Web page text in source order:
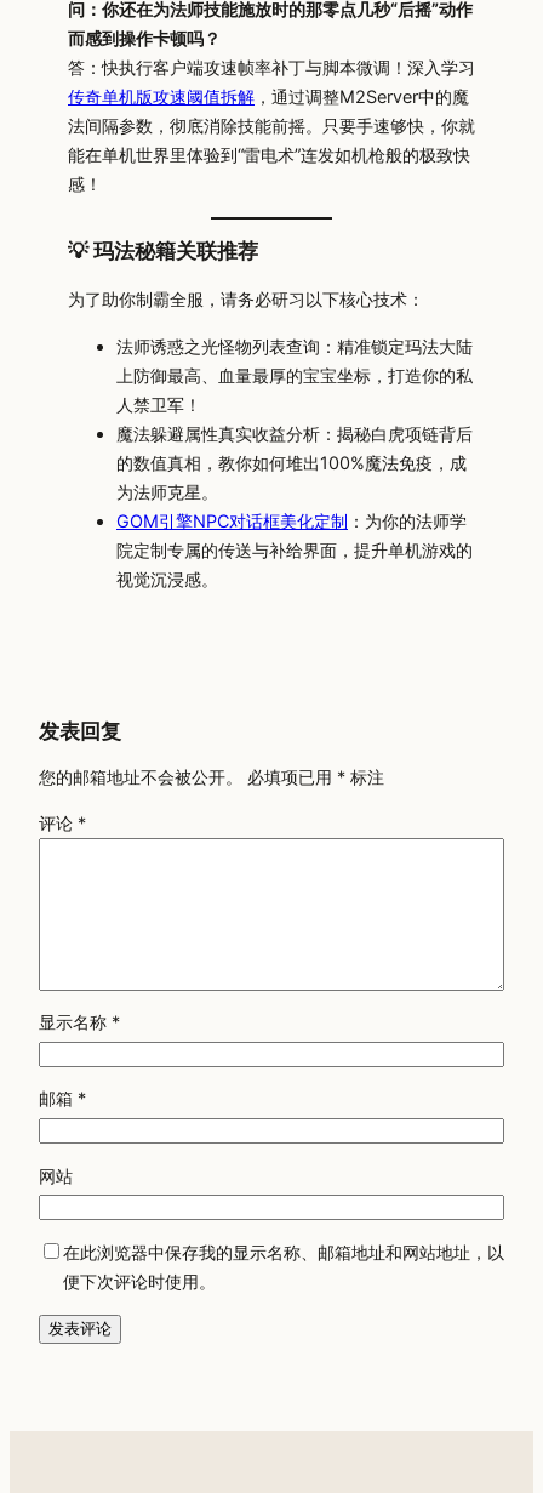
问：你还在为法师技能施放时的那零点几秒“后摇”动作
而感到操作卡顿吗？
答：快执行客户端攻速帧率补丁与脚本微调！深入学习
传奇单机版攻速阈值拆解 ，通过调整M2Server中的魔
法间隔参数，彻底消除技能前摇。只要手速够快，你就
能在单机世界里体验到“雷电术”连发如机枪般的极致快
感！
💡 玛法秘籍关联推荐
为了助你制霸全服，请务必研习以下核心技术：
法师诱惑之光怪物列表查询：精准锁定玛法大陆
上防御最高、血量最厚的宝宝坐标，打造你的私
人禁卫军！
魔法躲避属性真实收益分析：揭秘白虎项链背后
的数值真相，教你如何堆出100%魔法免疫，成
为法师克星。
GOM引擎NPC对话框美化定制 ：为你的法师学
院定制专属的传送与补给界面，提升单机游戏的
视觉沉浸感。
发表回复
您的邮箱地址不会被公开。 必填项已用 * 标注
评论 *
显示名称 *
邮箱 *
网站
在此浏览器中保存我的显示名称、邮箱地址和网站地址，以
便下次评论时使用。